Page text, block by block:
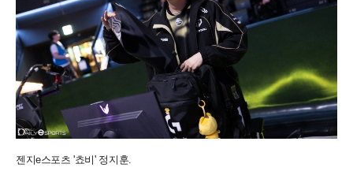
젠지e스포츠 '쵸비' 정지훈.